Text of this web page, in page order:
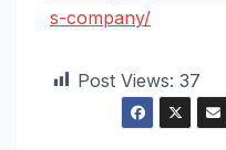
s-company/
Post Views: 37